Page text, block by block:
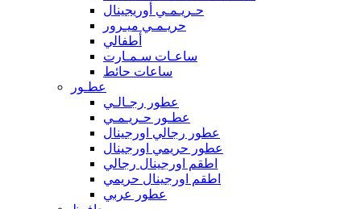
حـريـمـي أوريجينال
حريـمـي ميـرور
أطفالي
ساعـات سـمـارت
ساعات حائط
عطـور
عطور رجـالـي
عطـور حـريـمـي
عطور رجالي اورجينال
عطور حريمي اورجينال
اطقم اورجينال رجالي
اطقم اورجينال حريمي
عطور عربي